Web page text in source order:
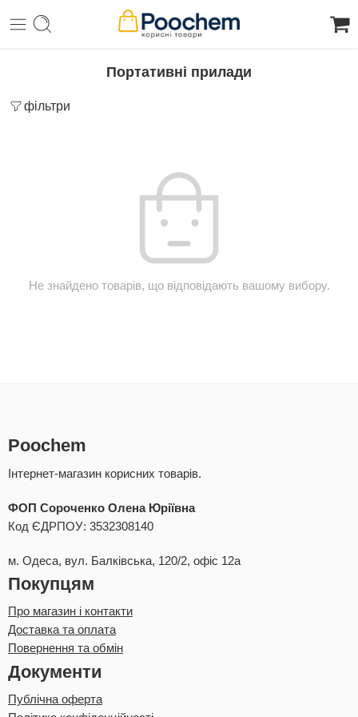
Портативні прилади
фільтри
Не знайдено товарів, що відповідають вашому вибору.
Poochem
Інтернет-магазин корисних товарів.
ФОП Сороченко Олена Юріївна
Код ЄДРПОУ: 3532308140
м. Одеса, вул. Балківська, 120/2, офіс 12а
Покупцям
Про магазин і контакти
Доставка та оплата
Повернення та обмін
Документи
Публічна оферта